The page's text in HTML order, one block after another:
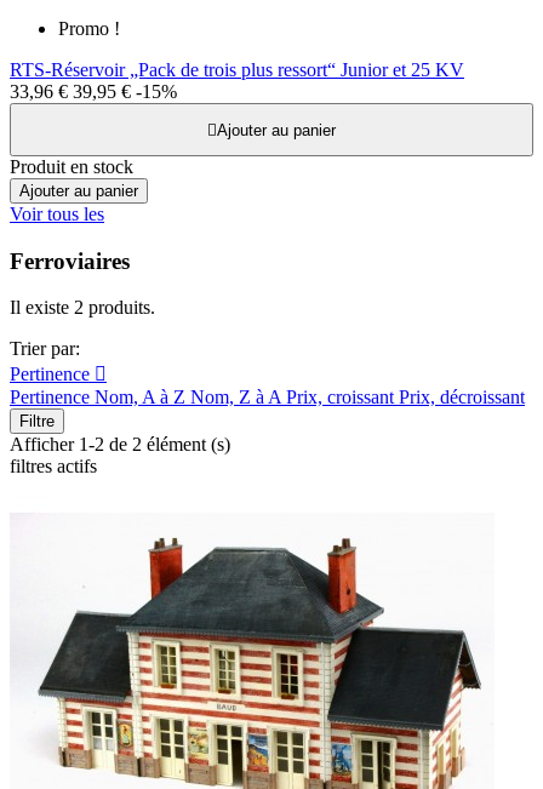
Promo !
RTS-Réservoir „Pack de trois plus ressort“ Junior et 25 KV
33,96 € 39,95 € -15%
Ajouter au panier
Produit en stock
Ajouter au panier
Voir tous les
Ferroviaires
Il existe 2 produits.
Trier par:
Pertinence 
Pertinence Nom, A à Z Nom, Z à APrix, croissantPrix, décroissant
Filtre
Afficher 1-2 de 2 élément (s)
filtres actifs